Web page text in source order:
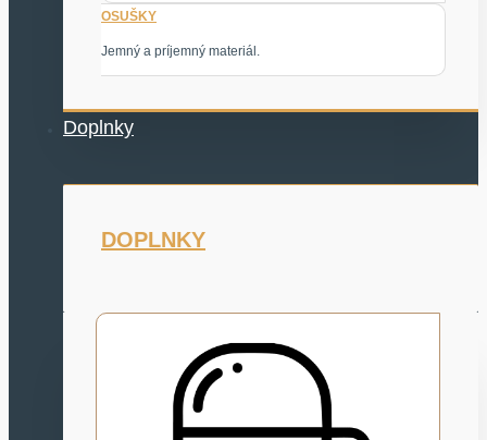
OSUŠKY
Jemný a príjemný materiál.
Doplnky
DOPLNKY